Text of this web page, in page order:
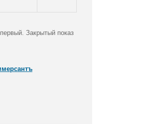
Закрытый показ